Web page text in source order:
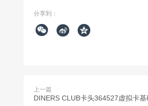
分享到：
  
上一篇
DINERS CLUB卡头364527虚拟卡基